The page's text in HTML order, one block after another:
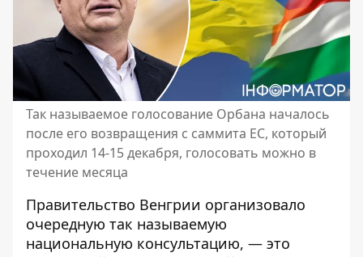
Так называемое голосование Орбана началось
после его возвращения с саммита ЕС, который
проходил 14-15 декабря, голосовать можно в
течение месяца
Правительство Венгрии организовало
очередную так называемую
национальную консультацию, — это